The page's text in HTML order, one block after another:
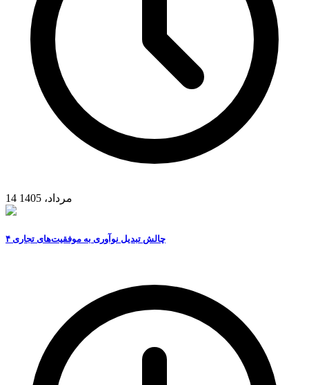
14 مرداد، 1405
۴ چالش تبدیل نوآوری به موفقیت‌های تجاری